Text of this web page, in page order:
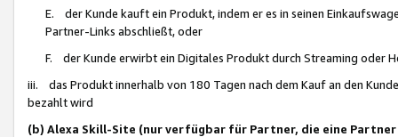
E. der Kunde kauft ein Produkt, indem er es in seinen
Partner-Links abschließt, oder
F. der Kunde erwirbt ein Digitales Produkt durch Streaming oder
iii. das Produkt innerhalb von 180 Tagen nach dem Kauf an den
bezahlt wird
(b) Alexa Skill-Site (nur verfügbar für Partner, die eine